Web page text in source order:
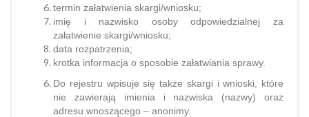
termin załatwienia skargi/wniosku;
imię i nazwisko osoby odpowiedzialnej za
załatwienie skargi/wniosku;
data rozpatrzenia;
krotka informacja o sposobie załatwiania sprawy.
Do rejestru wpisuje się także skargi i wnioski, które
nie zawierają imienia i nazwiska (nazwy) oraz
adresu wnoszącego – anonimy.